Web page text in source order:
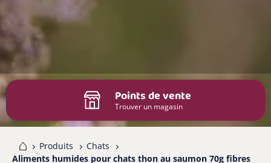
Points de vente
Trouver un magasin
Produits
Chats
Aliments humides pour chats thon au saumon 70g fibres